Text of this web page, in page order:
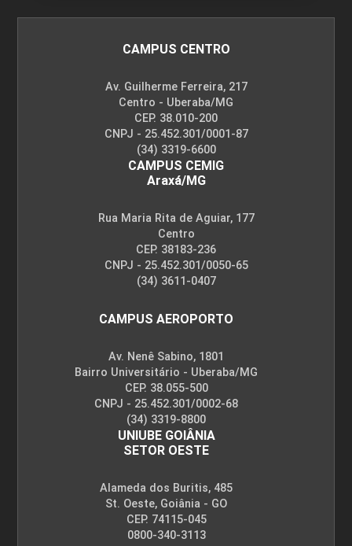
CAMPUS CENTRO
Av. Guilherme Ferreira, 217
Centro - Uberaba/MG
CEP. 38.010-200
CNPJ - 25.452.301/0001-87
(34) 3319-6600
CAMPUS CEMIG
Araxá/MG
Rua Maria Rita de Aguiar, 177
Centro
CEP. 38183-236
CNPJ - 25.452.301/0050-65
(34) 3611-0407
CAMPUS AEROPORTO
Av. Nenê Sabino, 1801
Bairro Universitário - Uberaba/MG
CEP. 38.055-500
CNPJ - 25.452.301/0002-68
(34) 3319-8800
UNIUBE GOIÂNIA
SETOR OESTE
Alameda dos Buritis, 485
St. Oeste, Goiânia - GO
CEP. 74115-045
0800-340-3113